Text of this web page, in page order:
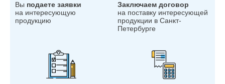
Вы подаете заявки
на интересующую
продукцию
Заключаем договор
на поставку интересующей
продукции в Санкт-
Петербурге